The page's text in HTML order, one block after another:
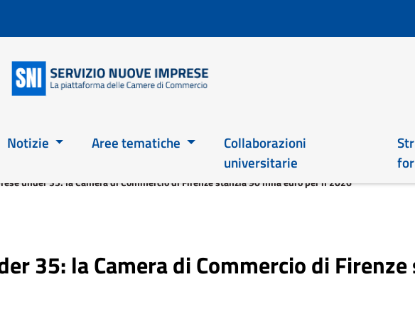
Main 2026
Notizie Aree tematiche
Collaborazioni
universitarie
under 35: la Camera di Commercio di Firenze stanzia 90 mila euro per il 2026
35: la Camera di Commercio di